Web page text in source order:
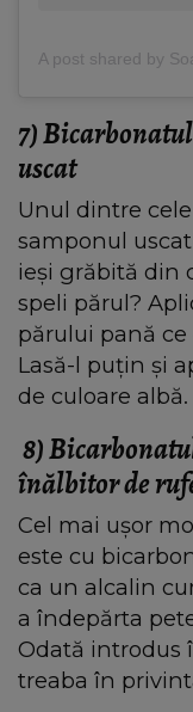
7)
uscat
Unul dintre
samponul
ieși grăbită din
speli părul?
părului pană
Lasă-l puțin și
de culoare albă.
8)
înălbitor de
Cel mai ușor
este cu
ca un alcalin
a îndepărta
Odată introdus
treaba în